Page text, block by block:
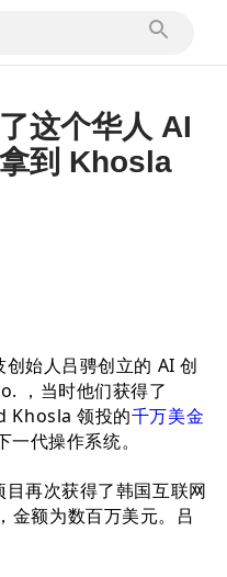
这个华人 AI
到 Khosla
始人吕骋创立的 AI 创
，当时他们获得了
Khosla 领投的千万美金
一代操作系统。
再次获得了韩国互联网
金额为数百万美元。吕